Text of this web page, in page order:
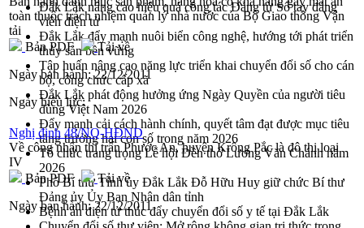
Đắk Lắk nâng cao hiệu quả công tác Đảng từ Sổ tay đảng
viên điện tử
Đắk Lắk đẩy mạnh nuôi biển công nghệ, hướng tới phát triển
thủy sản bền vững
Tập huấn nâng cao năng lực triển khai chuyển đổi số cho cán
bộ, công chức cấp xã
Đắk Lắk phát động hưởng ứng Ngày Quyền của người tiêu
dùng Việt Nam 2026
Đẩy mạnh cải cách hành chính, quyết tâm đạt được mục tiêu
tăng trưởng hai con số trong năm 2026
Tổ chức trang trọng Lễ hội Đền thờ Lương Văn Chánh năm
2026
Phó Bí thư Tỉnh ủy Đắk Lắk Đỗ Hữu Huy giữ chức Bí thư
Đảng ủy Ủy Ban Nhân dân tỉnh
Bệnh án điện tử thúc đẩy chuyển đổi số y tế tại Đắk Lắk
toàn thuộc trách nhiệm quản lý nhà nước của Bộ Giao thông Vận
tải
Bản PDF
Tải về
Ngày ban hành:22/12/2011
Ngày hiệu lực:
Nghị định 48/NQ-HĐND
Về công nhận thị trấn Phước An, huyện Krông Pắc là đô thị loại
IV
Bản PDF
Tải về
Ngày ban hành:22/12/2011